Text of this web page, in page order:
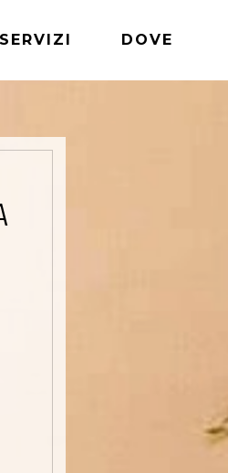
SERVIZI DOVE